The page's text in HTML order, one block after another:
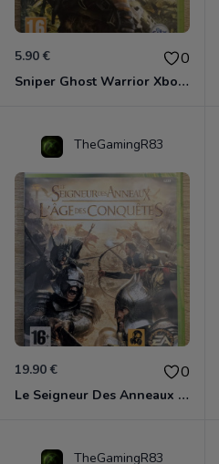
5.90 € 0
Sniper Ghost Warrior Xbox 360
TheGamingR83
19.90 € 0
Le Seigneur Des Anneaux - L'âge Des Conquêtes Xbox 360
TheGamingR83